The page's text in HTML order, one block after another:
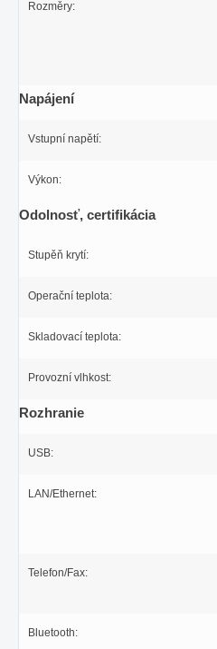
Rozměry:
Napájení
Vstupní napětí:
Výkon:
Odolnosť, certifikácia
Stupěň krytí:
Operační teplota:
Skladovací teplota:
Provozní vlhkost:
Rozhranie
USB:
LAN/Ethernet:
Telefon/Fax:
Bluetooth: